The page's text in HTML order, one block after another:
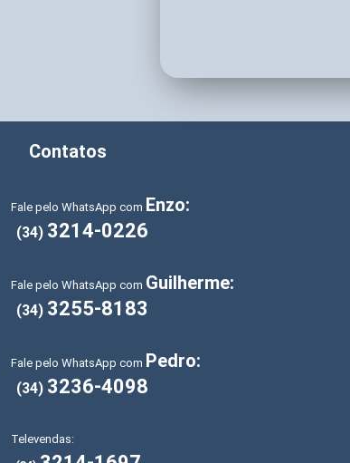
Contatos
Fale pelo WhatsApp com Enzo:
(34) 3214-0226
Fale pelo WhatsApp com Guilherme:
(34) 3255-8183
Fale pelo WhatsApp com Pedro:
(34) 3236-4098
Televendas: